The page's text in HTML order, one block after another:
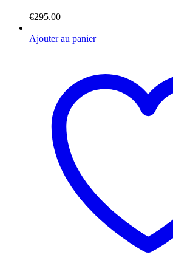
€295.00
Ajouter au panier